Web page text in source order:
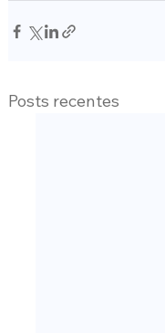
Posts recentes